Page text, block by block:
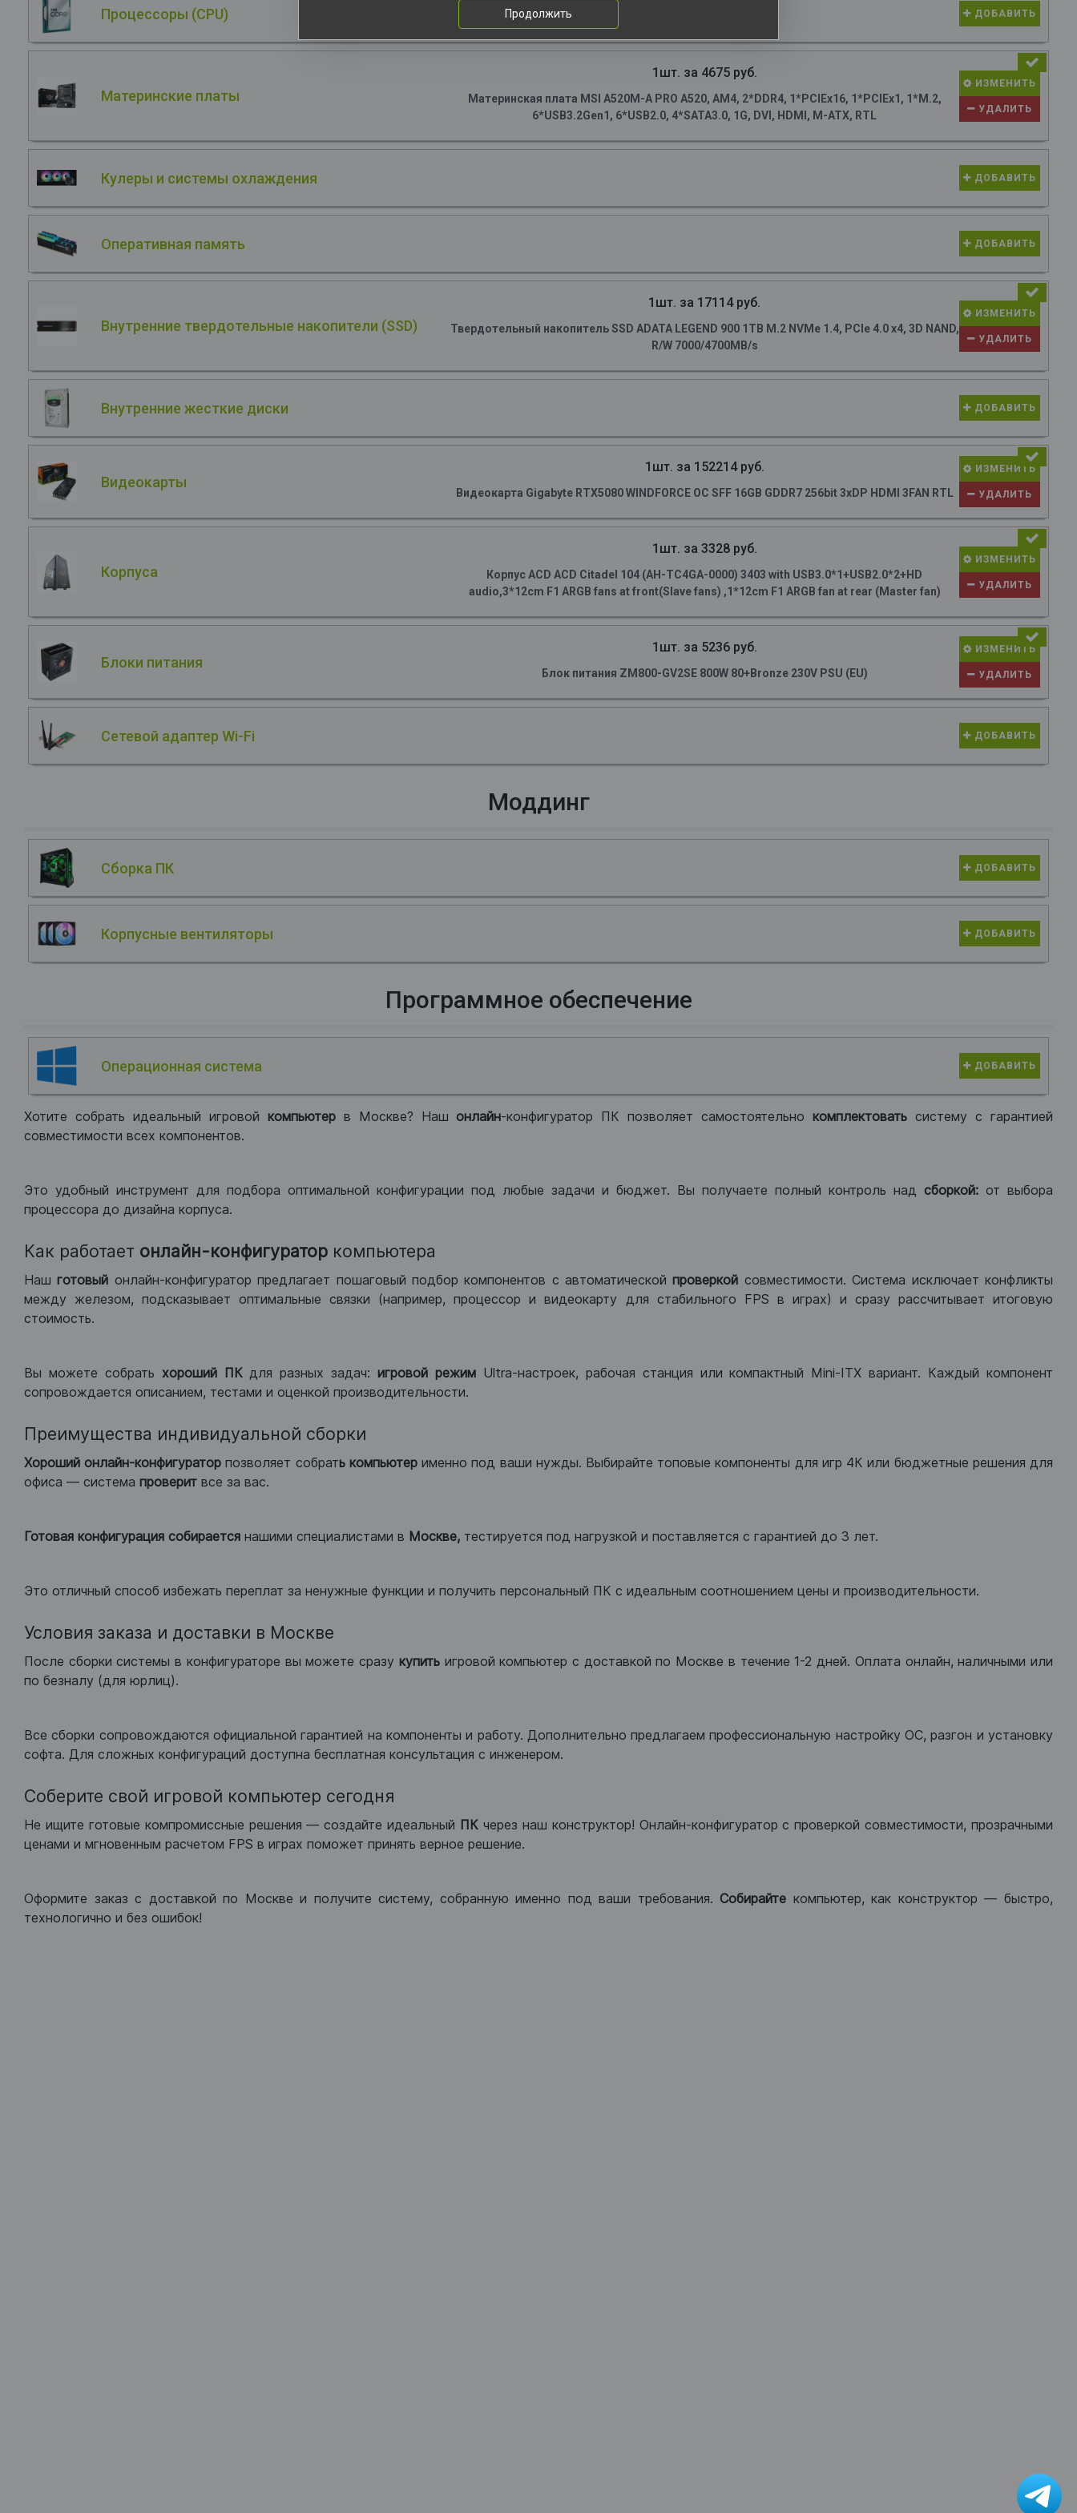
Процессоры (CPU) ДОБАВИТЬ
Материнские платы
1шт. за 4675 руб.
Материнская плата MSI A520M-A PRO A520, AM4, 2*DDR4, 1*PCIEx16, 1*PCIEx1, 1*M.2,
6*USB3.2Gen1, 6*USB2.0, 4*SATA3.0, 1G, DVI, HDMI, M-ATX, RTL
ИЗМЕНИТЬ
УДАЛИТЬ
Кулеры и системы охлаждения ДОБАВИТЬ
Оперативная память ДОБАВИТЬ
Внутренние твердотельные накопители (SSD)
1шт. за 17114 руб.
Твердотельный накопитель SSD ADATA LEGEND 900 1TB M.2 NVMe 1.4, PCIe 4.0 x4, 3D NAND,
R/W 7000/4700MB/s
ИЗМЕНИТЬ
УДАЛИТЬ
Внутренние жесткие диски ДОБАВИТЬ
Видеокарты
1шт. за 152214 руб.
Видеокарта Gigabyte RTX5080 WINDFORCE OC SFF 16GB GDDR7 256bit 3xDP HDMI 3FAN RTL
ИЗМЕНИТЬ
УДАЛИТЬ
Корпуса
1шт. за 3328 руб.
Корпус ACD ACD Citadel 104 (AH-TC4GA-0000) 3403 with USB3.0*1+USB2.0*2+HD
audio,3*12cm F1 ARGB fans at front(Slave fans) ,1*12cm F1 ARGB fan at rear (Master fan)
ИЗМЕНИТЬ
УДАЛИТЬ
Блоки питания
1шт. за 5236 руб.
Блок питания ZM800-GV2SE 800W 80+Bronze 230V PSU (EU)
ИЗМЕНИТЬ
УДАЛИТЬ
Сетевой адаптер Wi-Fi ДОБАВИТЬ
Моддинг
Сборка ПК ДОБАВИТЬ
Корпусные вентиляторы ДОБАВИТЬ
Программное обеспечение
Операционная система ДОБАВИТЬ
Хотите собрать идеальный игровой компьютер в Москве? Нашонлайн-конфигуратор ПК позволяет самостоятельно комплектоватьсистему с гарантией
совместимости всех компонентов.
Это удобный инструмент для подбора оптимальной конфигурации под любые задачи и бюджет. Вы получаете полный контроль над сборкой: от выбора
процессора до дизайна корпуса.
Как работает онлайн-конфигуратор компьютера
Нашготовый онлайн-конфигуратор предлагает пошаговый подбор компонентов с автоматическойпроверкой совместимости. Система исключает конфликты
между железом, подсказывает оптимальные связки (например, процессор и видеокарту для стабильного FPS в играх) и сразу рассчитывает итоговую
стоимость.
Вы можете собрать хороший ПКдля разных задач:игровой режим Ultra-настроек, рабочая станция или компактный Mini-ITX вариант. Каждый компонент
сопровождается описанием, тестами и оценкой производительности.
Преимущества индивидуальной сборки
Хороший онлайн-конфигуратор позволяет собрать компьютерименно под ваши нужды. Выбирайте топовые компоненты для игр 4К или бюджетные решения для
офиса — система проверит все за вас.
Готовая конфигурация собирается нашими специалистами в Москве, тестируется под нагрузкой и поставляется с гарантией до 3 лет.
Это отличный способ избежать переплат за ненужные функции и получить персональный ПК с идеальным соотношением цены и производительности.
Условия заказа и доставки в Москве
После сборки системы в конфигураторе вы можете сразу купитьигровой компьютер с доставкой по Москве в течение 1-2 дней. Оплата онлайн, наличными или
по безналу (для юрлиц).
Все сборки сопровождаются официальной гарантией на компоненты и работу. Дополнительно предлагаем профессиональную настройку ОС, разгон и установку
софта. Для сложных конфигураций доступна бесплатная консультация с инженером.
Соберите свой игровой компьютер сегодня
Не ищите готовые компромиссные решения — создайте идеальный ПК через наш конструктор! Онлайн-конфигуратор с проверкой совместимости, прозрачными
ценами и мгновенным расчетом FPS в играх поможет принять верное решение.
Оформите заказ с доставкой по Москве и получите систему, собранную именно под ваши требования.Собирайте компьютер, как конструктор — быстро,
технологично и без ошибок!
Продолжить